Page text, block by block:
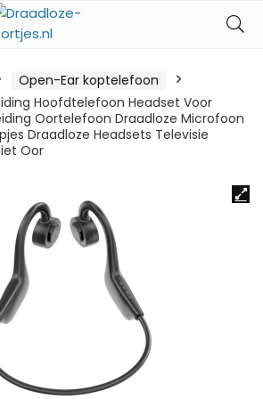
Open-Ear koptelefoon
Hoofdtelefoon Headset Voor
Oortelefoon Draadloze Microfoon
Draadloze Headsets Televisie
Oor